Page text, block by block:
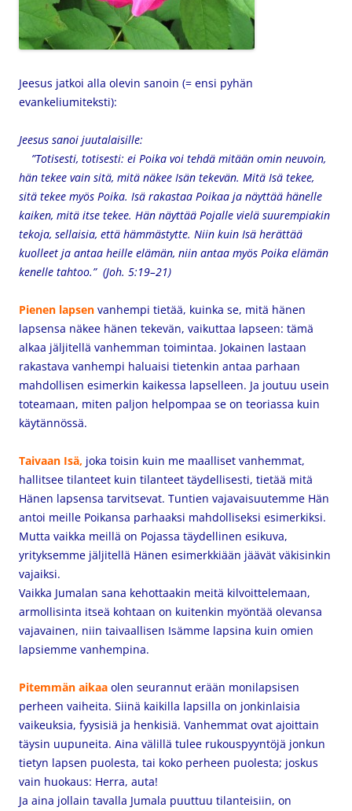
Jeesus jatkoi alla olevin sanoin (= ensi pyhän
evankeliumiteksti):
Jeesus sanoi juutalaisille:
”Totisesti, totisesti: ei Poika voi tehdä mitään omin neuvoin,
hän tekee vain sitä, mitä näkee Isän tekevän. Mitä Isä tekee,
sitä tekee myös Poika. Isä rakastaa Poikaa ja näyttää hänelle
kaiken, mitä itse tekee. Hän näyttää Pojalle vielä suurempiakin
tekoja, sellaisia, että hämmästytte. Niin kuin Isä herättää
kuolleet ja antaa heille elämän, niin antaa myös Poika elämän
kenelle tahtoo.” (Joh. 5:19–21)
Pienen lapsen vanhempi tietää, kuinka se, mitä hänen
lapsensa näkee hänen tekevän, vaikuttaa lapseen: tämä
alkaa jäljitellä vanhemman toimintaa. Jokainen lastaan
rakastava vanhempi haluaisi tietenkin antaa parhaan
mahdollisen esimerkin kaikessa lapselleen. Ja joutuu usein
toteamaan, miten paljon helpompaa se on teoriassa kuin
käytännössä.
Taivaan Isä, joka toisin kuin me maalliset vanhemmat,
hallitsee tilanteet kuin tilanteet täydellisesti, tietää mitä
Hänen lapsensa tarvitsevat. Tuntien vajavaisuutemme Hän
antoi meille Poikansa parhaaksi mahdolliseksi esimerkiksi.
Mutta vaikka meillä on Pojassa täydellinen esikuva,
yrityksemme jäljitellä Hänen esimerkkiään jäävät väkisinkin
vajaiksi.
Vaikka Jumalan sana kehottaakin meitä kilvoittelemaan,
armollisinta itseä kohtaan on kuitenkin myöntää olevansa
vajavainen, niin taivaallisen Isämme lapsina kuin omien
lapsiemme vanhempina.
Pitemmän aikaa olen seurannut erään monilapsisen
perheen vaiheita. Siinä kaikilla lapsilla on jonkinlaisia
vaikeuksia, fyysisiä ja henkisiä. Vanhemmat ovat ajoittain
täysin uupuneita. Aina välillä tulee rukouspyyntöjä jonkun
tietyn lapsen puolesta, tai koko perheen puolesta; joskus
vain huokaus: Herra, auta!
Ja aina jollain tavalla Jumala puuttuu tilanteisiin, on